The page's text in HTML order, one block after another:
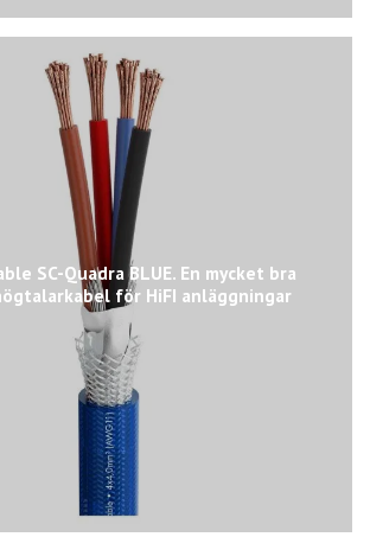
SC-Quadra BLUE. En mycket bra
för HiFI anläggningar